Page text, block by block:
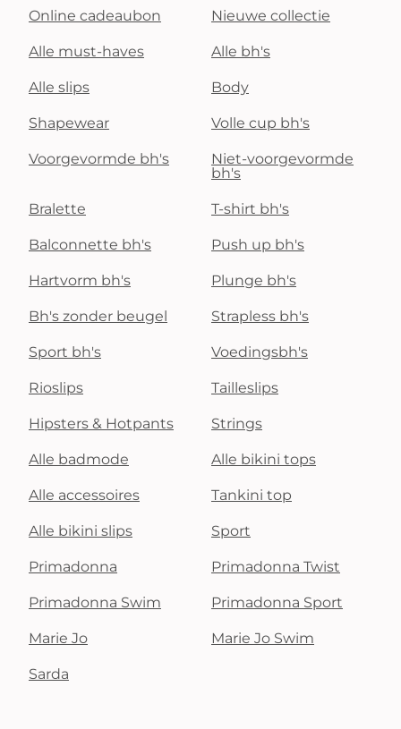
Online cadeaubon Nieuwe collectie
Alle must-haves Alle bh's
Alle slips Body
Shapewear Volle cup bh's
Voorgevormde bh's
Niet-voorgevormde
bh's
Bralette T-shirt bh's
Balconnette bh's Push up bh's
Hartvorm bh's Plunge bh's
Bh's zonder beugel Strapless bh's
Sport bh's Voedingsbh's
Rioslips Tailleslips
Hipsters & Hotpants Strings
Alle badmode Alle bikini tops
Alle accessoires Tankini top
Alle bikini slips Sport
Primadonna Primadonna Twist
Primadonna Swim Primadonna Sport
Marie Jo Marie Jo Swim
Sarda